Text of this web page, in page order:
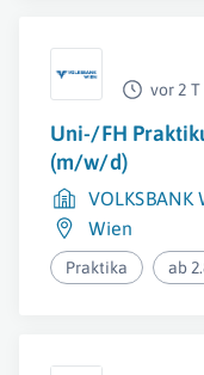
vor 2 T
Uni-/FH
(m/w/d)
VOLKSBANK
Wien
Praktika ab